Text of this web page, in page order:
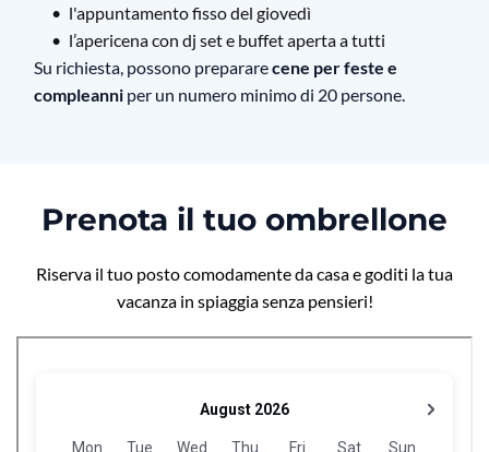
l'appuntamento fisso del giovedì
l’apericena con dj set e buffet aperta a tutti
Su richiesta, possono prepararecene per feste e
compleanni per un numero minimo di 20 persone.
Prenota il tuo ombrellone
Riserva il tuo posto comodamente da casa e goditi la tua
vacanza in spiaggia senza pensieri!